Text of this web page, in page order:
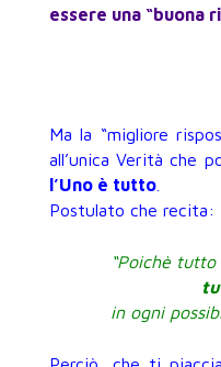
essere una “buona
Ma la “migliore
all’unica Verità che
l’Uno è tutto.
Postulato che recita:
“Poichè
in ogni